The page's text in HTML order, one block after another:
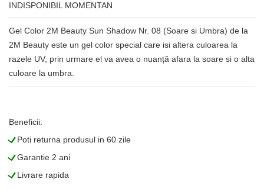
INDISPONIBIL MOMENTAN
Gel Color 2M Beauty Sun Shadow Nr. 08 (Soare si Umbra) de la
2M Beauty este un gel color special care isi altera culoarea la
razele UV, prin urmare el va avea o nuanță afara la soare si o alta
culoare la umbra.
Beneficii:
LPoti returna produsul in 60 zile
LGarantie 2 ani
LLivrare rapida